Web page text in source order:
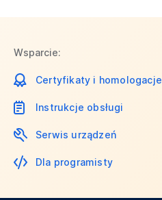
Wsparcie:
Certyfikaty i homologacje
Instrukcje obsługi
Serwis urządzeń
Dla programisty